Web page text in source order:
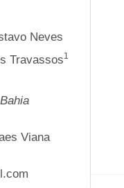
Neves
Travassos1
Viana